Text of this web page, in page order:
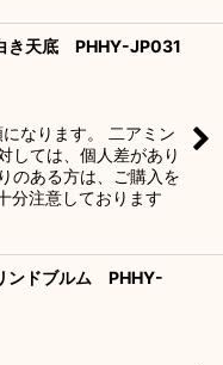
き天底 PHHY-JP031
なります。 二アミン
しては、個人差があり
のある方は、ご購入を
分注意しております
ンドブルム PHHY-